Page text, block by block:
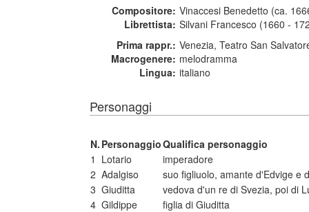
Compositore: Vinaccesi Benedetto (ca.
Librettista: Silvani Francesco (1660 -
Prima rappr.: Venezia, Teatro San
Macrogenere: melodramma
Lingua: italiano
Personaggi
N. PersonaggioQualifica personaggio
1 Lotario
imperadore
2 Adalgiso
suo figliuolo, amante d'Edvige e
3 Giuditta
vedova d'un re di Svezia, poi di
4 Gildippe
figlia di Giuditta